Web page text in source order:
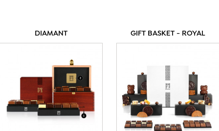
DIAMANT GIFT BASKET - ROYAL